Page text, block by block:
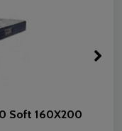
Soft 160X200